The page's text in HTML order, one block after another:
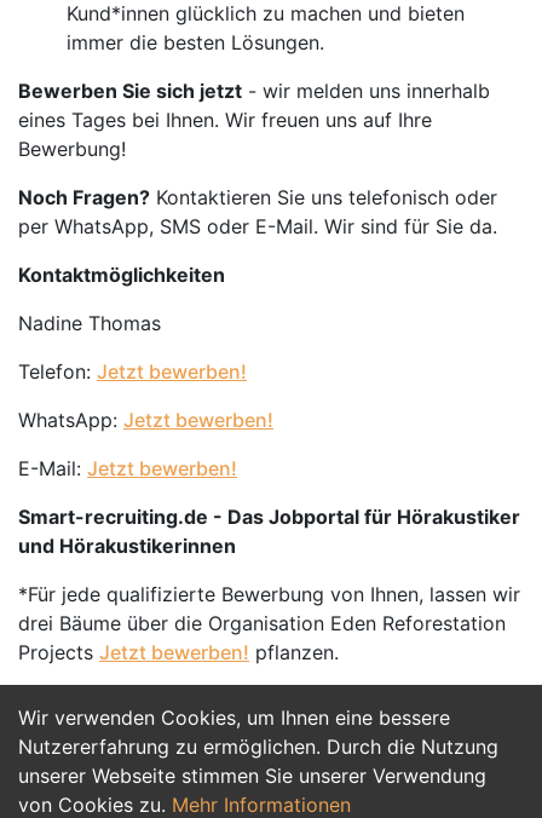
Wir verwenden Cookies, um Ihnen eine bessere
Nutzererfahrung zu ermöglichen. Durch die Nutzung
unserer Webseite stimmen Sie unserer Verwendung
von Cookies zu. Mehr Informationen
Kund*innen glücklich zu machen und bieten
immer die besten Lösungen.
Bewerben Sie sich jetzt - wir melden uns innerhalb
eines Tages bei Ihnen. Wir freuen uns auf Ihre
Bewerbung!
Noch Fragen? Kontaktieren Sie uns telefonisch oder
per WhatsApp, SMS oder E-Mail. Wir sind für Sie da.
Kontaktmöglichkeiten
Nadine Thomas
Telefon: Jetzt bewerben!
WhatsApp: Jetzt bewerben!
E-Mail: Jetzt bewerben!
Smart-recruiting.de - Das Jobportal für Hörakustiker
und Hörakustikerinnen
*Für jede qualifizierte Bewerbung von Ihnen, lassen wir
drei Bäume über die Organisation Eden Reforestation
Projects Jetzt bewerben! pflanzen.
Jetzt Bewerben